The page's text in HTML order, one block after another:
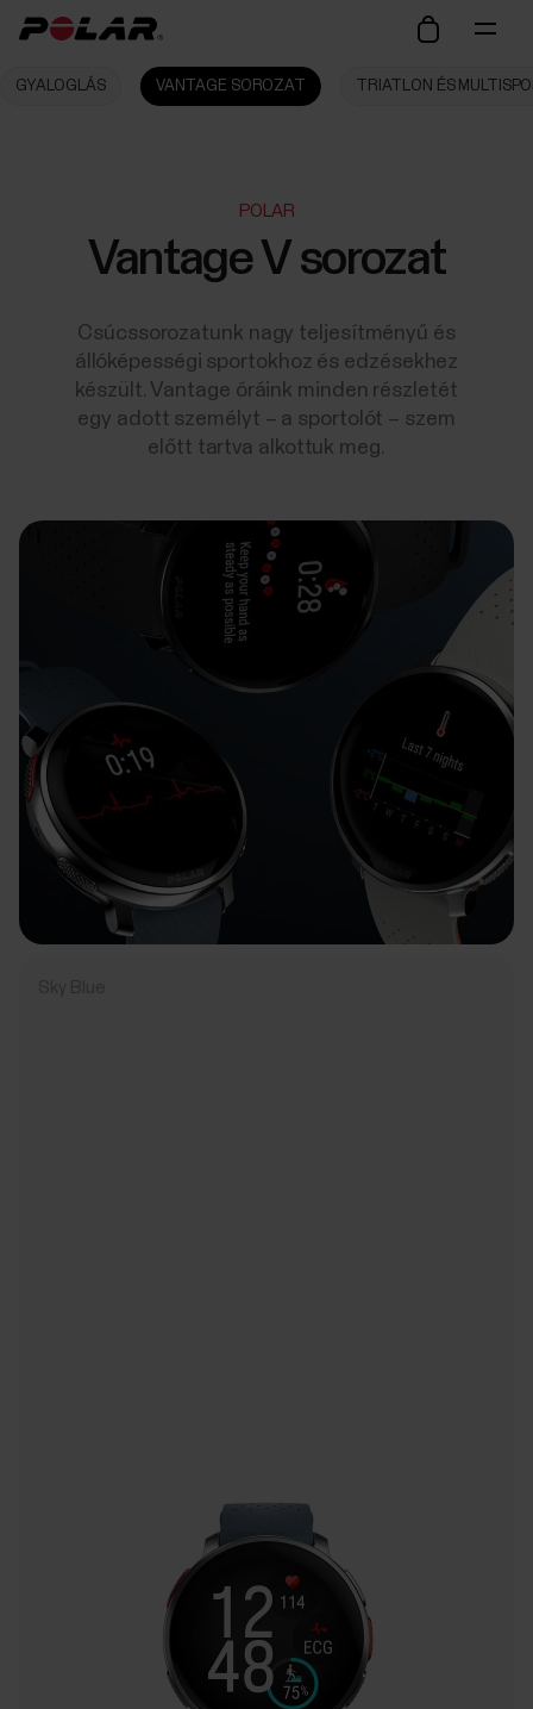
GYALOGLÁS VANTAGE SOROZAT TRIATLON ÉS
POLAR
Vantage V sorozat
Csúcssorozatunk nagy teljesítményű és
állóképességi sportokhoz és edzésekhez
készült. Vantage óráink minden részletét
egy adott személyt – a sportolót – szem
előtt tartva alkottuk meg.